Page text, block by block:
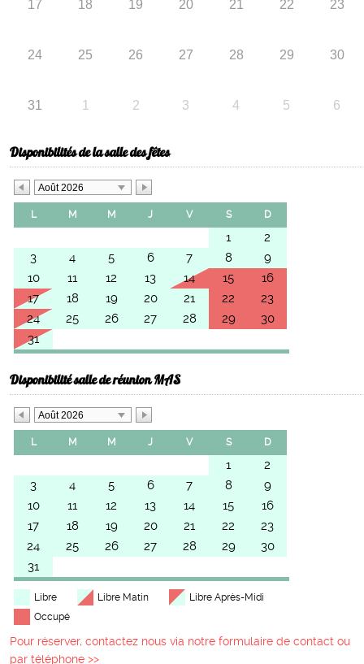
17 18 19 20 21 22 23
24 25 26 27 28 29 30
31 1 2 3 4 5 6
Disponibilités de la salle des fêtes
Août 2026
L M M J V S D
1
2
3
4 5 6 7 8
9
10
11 12 13 14 15
16
17
18 19 20 21 22
23
24
25 26 27 28 29
30
31
Disponibilité salle de réunion MAS
Août 2026
L M M J V S D
1
2
3
4 5 6 7 8
9
10
11 12 13 14 15
16
17
18 19 20 21 22
23
24
25 26 27 28 29
30
31
Libre Libre Matin
Libre Après-Midi
Occupé
Pour réserver, contactez nous via notre formulaire de contact ou
par téléphone >>